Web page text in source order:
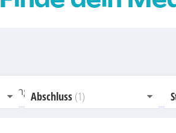
Abschluss